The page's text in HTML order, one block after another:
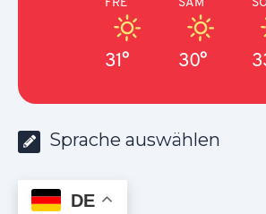
31° 30°
Sprache auswählen
DE